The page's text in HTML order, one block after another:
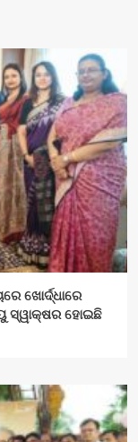
ଖୋର୍ଦ୍ଧାରେ
ସ୍ୱାକ୍ଷର ହୋଇଛି